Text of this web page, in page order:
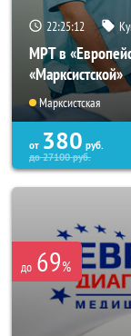
22:25:08
МРТ в
«Марксистской»
Марксистская
от 380 руб.
до27100руб.
до 69%